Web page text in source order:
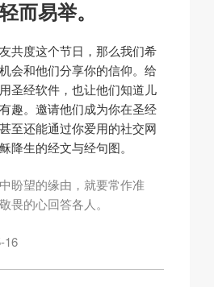
而易举。
共度这个节日，那么我们希
会和他们分享你的信仰。给
圣经软件，也让他们知道儿
趣。邀请他们成为你在圣经
至还能通过你爱用的社交网
降生的经文与经句图。
盼望的缘由，就要常作准
畏的心回答各人。
16